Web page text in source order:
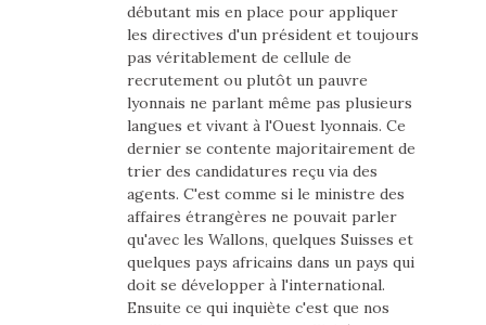
débutant mis en place pour appliquer
les directives d'un président et toujours
pas véritablement de cellule de
recrutement ou plutôt un pauvre
lyonnais ne parlant même pas plusieurs
langues et vivant à l'Ouest lyonnais. Ce
dernier se contente majoritairement de
trier des candidatures reçu via des
agents. C'est comme si le ministre des
affaires étrangères ne pouvait parler
qu'avec les Wallons, quelques Suisses et
quelques pays africains dans un pays qui
doit se développer à l'international.
Ensuite ce qui inquiète c'est que nos